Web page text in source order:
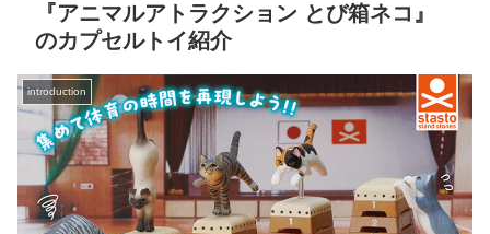
『アニマルアトラクション とび箱ネコ』
のカプセルトイ紹介
introduction